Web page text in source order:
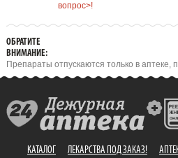
вопрос>!
ОБРАТИТЕ
ВНИМАНИЕ:
Препараты отпускаются только в аптеке,
КАТАЛОГ ЛЕКАРСТВА ПОД ЗАКАЗ!